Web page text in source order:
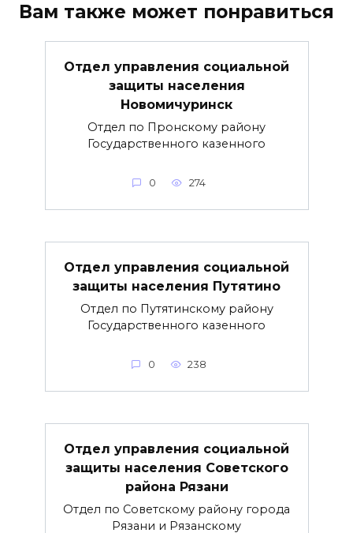
Вам также может понравиться
Отдел управления социальной
защиты населения
Новомичуринск
Отдел по Пронскому району
Государственного казенного
0 274
Отдел управления социальной
защиты населения Путятино
Отдел по Путятинскому району
Государственного казенного
0 238
Отдел управления социальной
защиты населения Советского
района Рязани
Отдел по Советскому району города
Рязани и Рязанскому